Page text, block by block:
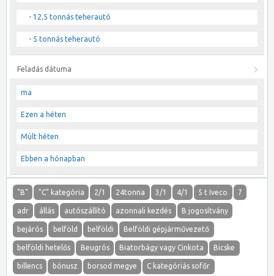
- 12,5 tonnás teherautó
- 5 tonnás teherautó
Feladás dátuma
ma
Ezen a héten
Múlt héten
Ebben a hónapban
"B" "C" kategória 2/1 24tonna 3/1 4/1 5 t Iveco 7
adr állás autószállító azonnali kezdés B jogosítvány
bejárós belföld belföldi Belföldi gépjárművezető
belföldi hetelős Beugrós Biatorbágy vagy Cinkota Bicske
billencs bónusz borsod megye C kategóriás sofőr